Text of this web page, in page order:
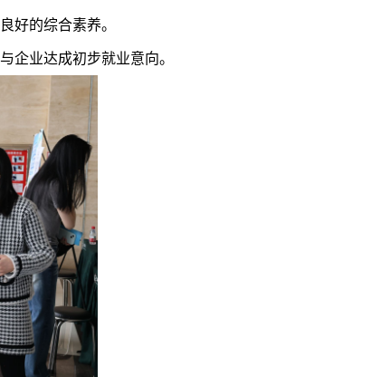
好的综合素养。
企业达成初步就业意向。